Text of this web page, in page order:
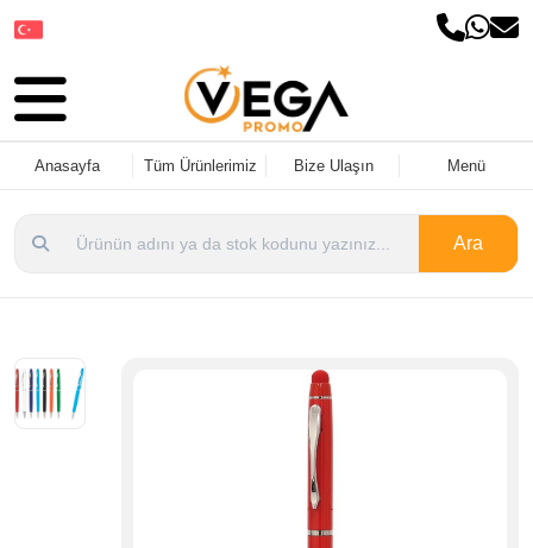
Anasayfa Tüm Ürünlerimiz Bize Ulaşın Menü
Ara